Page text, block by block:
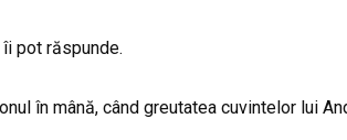
pot răspunde.
în mână, când greutatea cuvintelor lui